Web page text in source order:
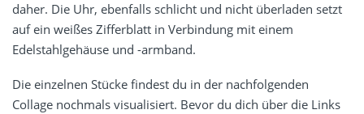
daher. Die Uhr, ebenfalls schlicht und nicht überladen setzt
auf ein weißes Zifferblatt in Verbindung mit einem
Edelstahlgehäuse und -armband.
Die einzelnen Stücke findest du in der nachfolgenden
Collage nochmals visualisiert. Bevor du dich über die Links